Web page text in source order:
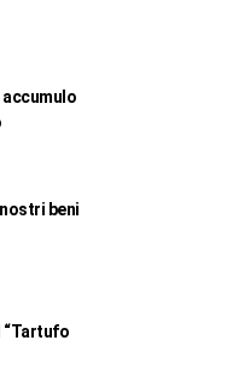
accumulo
beni
“Tartufo